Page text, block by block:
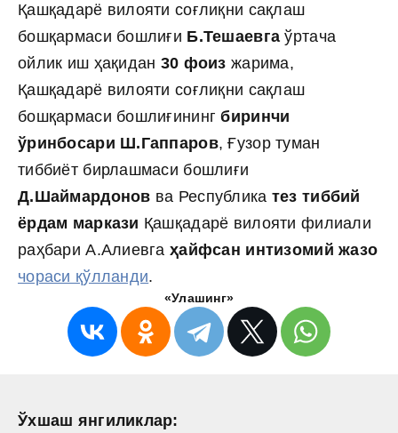
Қашқадарё вилояти соғлиқни сақлаш
бошқармаси бошлиғи Б.Тешаевга ўртача
ойлик иш ҳақидан 30 фоиз жарима,
Қашқадарё вилояти соғлиқни сақлаш
бошқармаси бошлиғинингбиринчи
ўринбосари Ш.Гаппаров, Ғузор туман
тиббиёт бирлашмаси бошлиғи
Д.Шаймардонов ва Республика тез тиббий
ёрдам маркази Қашқадарё вилояти филиали
раҳбари А.Алиевгаҳайфсан интизомий жазо
чораси қўлланди.
«Улашинг»
Ўхшаш янгиликлар: